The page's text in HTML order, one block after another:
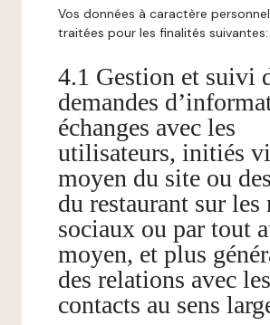
Vos données à caractère
traitées pour les finalités suivantes:
4.1 Gestion et suivi
demandes
échanges avec les
utilisateurs, initiés
moyen du site ou
du restaurant sur les
sociaux ou par tout
moyen, et plus
des relations avec les
contacts au sens